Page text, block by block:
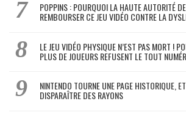
POPPINS : POURQUOI LA HAUTE AUTORITÉ
REMBOURSER CE JEU VIDÉO CONTRE LA
LE JEU VIDÉO PHYSIQUE N’EST PAS MORT !
PLUS DE JOUEURS REFUSENT LE TOUT
NINTENDO TOURNE UNE PAGE HISTORIQUE,
DISPARAÎTRE DES RAYONS